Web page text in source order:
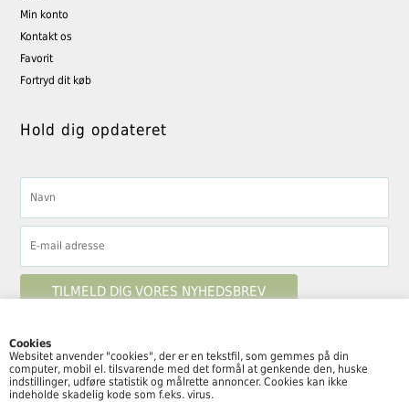
Cookies
Websitet anvender "cookies", der er en tekstfil, som gemmes på din
computer, mobil el. tilsvarende med det formål at genkende den, huske
indstillinger, udføre statistik og målrette annoncer. Cookies kan ikke
indeholde skadelig kode som f.eks. virus.
Min konto
Kontakt os
Favorit
Fortryd dit køb
Hold dig opdateret
Følg By Moulin her